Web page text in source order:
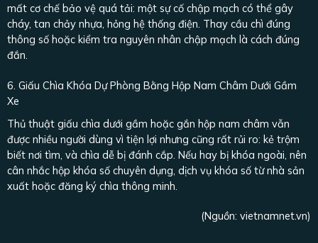
mất cơ chế bảo vệ quá tải: một sự cố chập mạch có thể gây
cháy, tan chảy nhựa, hỏng hệ thống điện. Thay cầu chì đúng
thông số hoặc kiểm tra nguyên nhân chập mạch là cách đúng
đắn.
6. Giấu Chìa Khóa Dự Phòng Bằng Hộp Nam Châm Dưới Gầm
Xe
Thủ thuật giấu chìa dưới gầm hoặc gắn hộp nam châm vẫn
được nhiều người dùng vì tiện lợi nhưng cũng rất rủi ro: kẻ trộm
biết nơi tìm, và chìa dễ bị đánh cắp. Nếu hay bị khóa ngoài, nên
cân nhắc hộp khóa số chuyên dụng, dịch vụ khóa số từ nhà sản
xuất hoặc đăng ký chìa thông minh.
(Nguồn: vietnamnet.vn)